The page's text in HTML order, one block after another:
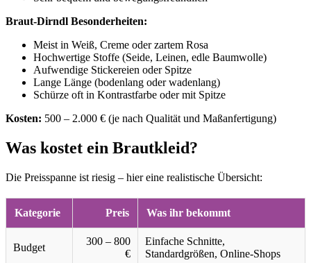
Braut-Dirndl Besonderheiten:
Meist in Weiß, Creme oder zartem Rosa
Hochwertige Stoffe (Seide, Leinen, edle Baumwolle)
Aufwendige Stickereien oder Spitze
Lange Länge (bodenlang oder wadenlang)
Schürze oft in Kontrastfarbe oder mit Spitze
Kosten: 500 – 2.000 € (je nach Qualität und Maßanfertigung)
Was kostet ein Brautkleid?
Die Preisspanne ist riesig – hier eine realistische Übersicht:
Kategorie Preis Was ihr bekommt
Budget
300 – 800
€
Einfache Schnitte,
Standardgrößen, Online-Shops